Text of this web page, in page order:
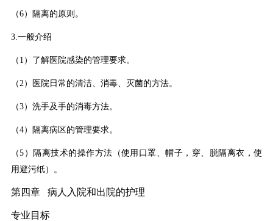
（6）隔离的原则。
3.一般介绍
（1）了解医院感染的管理要求。
（2）医院日常的清洁、消毒、灭菌的方法。
（3）洗手及手的消毒方法。
（4）隔离病区的管理要求。
（5）隔离技术的操作方法（使用口罩、帽子，穿、脱隔离衣，使
用避污纸） 。
第四章 病人入院和出院的护理
专业目标